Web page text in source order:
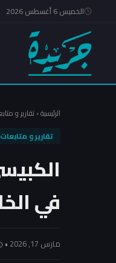
الخميس 6 أغسطس 2026
الرئيسية‹تقارير و
تقارير و متابعات
في
مارس 17, 2026 •